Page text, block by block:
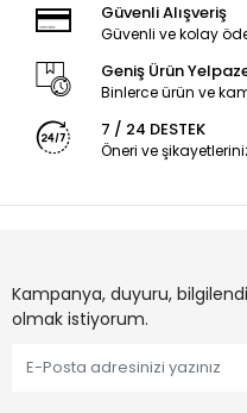
Güvenli Alışveriş
Güvenli ve kolay
Geniş Ürün
Binlerce ürün ve
7 / 24 DESTEK
Öneri ve
Kampanya, duyuru,
olmak istiyorum.